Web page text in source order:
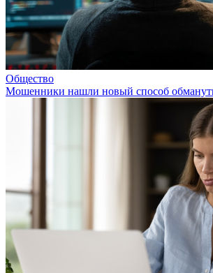
Общество
Мошенники нашли новый способ